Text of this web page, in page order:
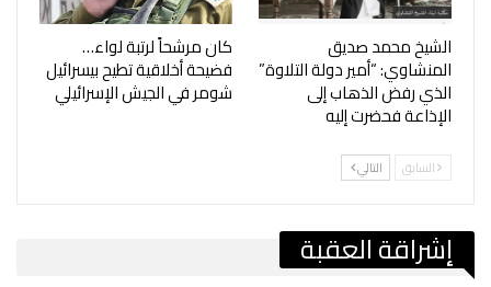
الشيخ محمد صديق
المنشاوي: “أمير دولة التلاوة”
الذي رفض الذهاب إلى
الإذاعة فحضرت إليه
كان مرشحاً لرتبة لواء…
فضيحة أخلاقية تطيح بيسرائيل
شومر في الجيش الإسرائيلي
السابق التالي
إشراقة العقبة